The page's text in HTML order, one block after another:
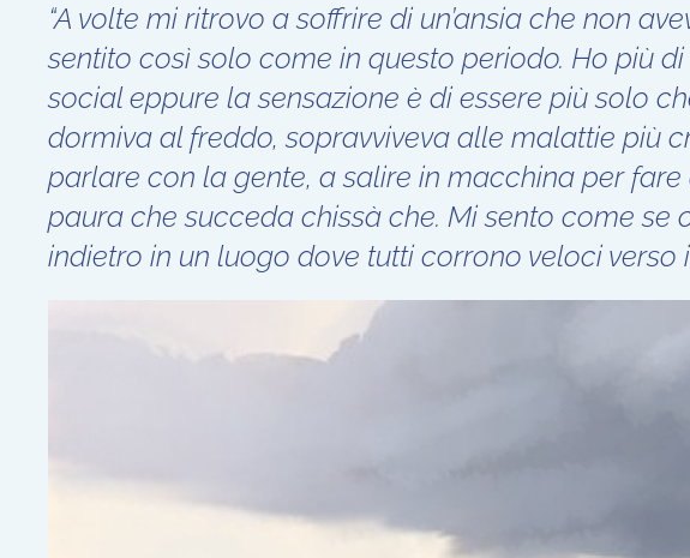
“A volte mi ritrovo a soffrire di un’ansia che non
sentito così solo come in questo periodo. Ho più
social eppure la sensazione è di essere più solo
dormiva al freddo, sopravviveva alle malattie più
parlare con la gente, a salire in macchina per
paura che succeda chissà che. Mi sento come se
indietro in un luogo dove tutti corrono veloci verso